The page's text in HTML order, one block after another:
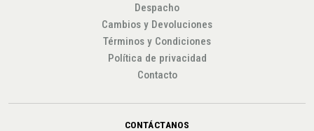
Despacho
Cambios y Devoluciones
Términos y Condiciones
Política de privacidad
Contacto
CONTÁCTANOS